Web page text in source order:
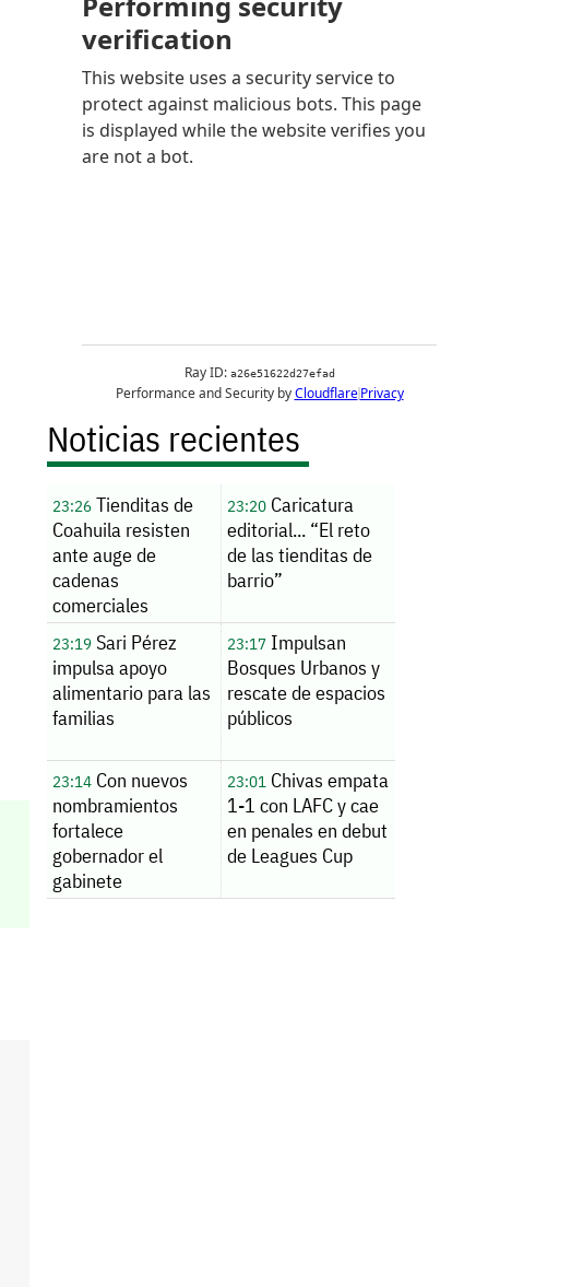
Noticias recientes
23:26 Tienditas de
Coahuila resisten
ante auge de
cadenas
comerciales
23:20Caricatura
editorial... “El reto
de las tienditas de
barrio”
23:19 Sari Pérez
impulsa apoyo
alimentario para las
familias
23:17Impulsan
Bosques Urbanos y
rescate de espacios
públicos
23:14 Con nuevos
nombramientos
fortalece
gobernador el
gabinete
23:01Chivas empata
1-1 con LAFC y cae
en penales en debut
de Leagues Cup